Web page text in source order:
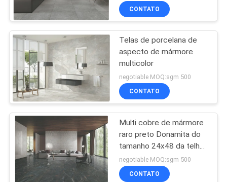
polonês/resíduo metálico
CONTATO
Telas de porcelana de
aspecto de mármore
multicolor
negotiable MOQ:sgm 500
CONTATO
Multi cobre de mármore
raro preto Donamita do
tamanho 24x48 da telha
da porcelana do olhar
negotiable MOQ:sgm 500
CONTATO